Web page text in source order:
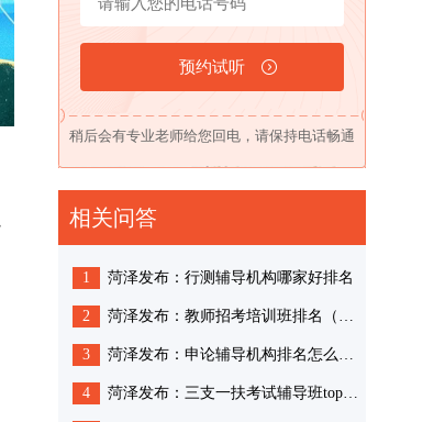
稍后会有专业老师给您回电，请保持电话畅通
相关问答
1 菏泽发布：行测辅导机构哪家好排名
2 菏泽发布：教师招考培训班排名（近期开班招生）
3 菏泽发布：申论辅导机构排名怎么挑选
4 菏泽发布：三支一扶考试辅导班top5名单一览